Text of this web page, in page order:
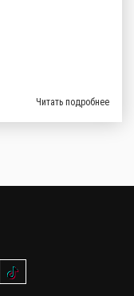
Читать подробнее